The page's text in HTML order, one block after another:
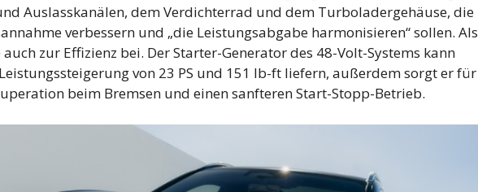
Auslasskanälen, dem Verdichterrad und dem Turboladergehäuse, die
verbessern und „die Leistungsabgabe harmonisieren“ sollen. Als
zur Effizienz bei. Der Starter-Generator des 48-Volt-Systems kann
von 23 PS und 151 lb-ft liefern, außerdem sorgt er für
beim Bremsen und einen sanfteren Start-Stopp-Betrieb.